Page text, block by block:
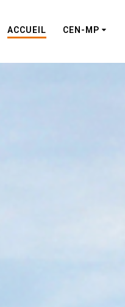
ACCUEIL CEN-MP